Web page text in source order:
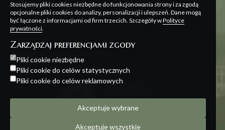
Polityka prywatności
Stosujemy pliki cookies niezbędne do funkcjonowania strony i za zgodą
opcjonalne pliki cookies do analizy, personalizacji i ulepszeń. Dane mogą
być łączone z informacjami od firm trzecich. Szczegóły wPolityce
prywatności.
Zarządzaj preferencjami zgody
Pliki cookie niezbędne
Pliki cookie do celów statystycznych
Pliki cookie do celów reklamowych
Akceptuje wybrane
Akceptuje wszystkie